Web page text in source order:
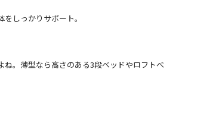
しっかりサポート。
。薄型なら高さのある3段べッドやロフトべ